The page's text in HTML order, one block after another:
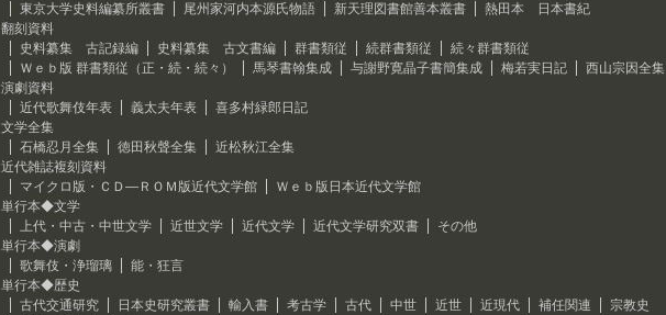
東京大学史料編纂所叢書
尾州家河内本源氏物語 新天理図書館善本叢書
熱田本 日本書紀
翻刻資料
史料纂集 古記録編
史料纂集 古文書編 群書類従 続群書類従
続々群書類従
Ｗｅｂ版 群書類従（正・続・続々）
馬琴書翰集成 与謝野寛晶子書簡集成 梅若実日記
西山宗因全集
演劇資料
近代歌舞伎年表
義太夫年表
喜多村緑郎日記
文学全集
石橋忍月全集
徳田秋聲全集
近松秋江全集
近代雑誌複刻資料
マイクロ版・ＣＤ―ＲＯＭ版近代文学館
Ｗｅｂ版日本近代文学館
単行本◆文学
上代・中古・中世文学
近世文学 近代文学 近代文学研究双書
その他
単行本◆演劇
歌舞伎・浄瑠璃
能・狂言
単行本◆歴史
古代交通研究
日本史研究叢書 輸入書 考古学 古代 中世 近世 近現代 補任関連
宗教史